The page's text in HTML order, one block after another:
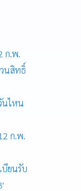
ก.พ.
นสิทธิ์
นไหน
ก.พ.
บียนรับ